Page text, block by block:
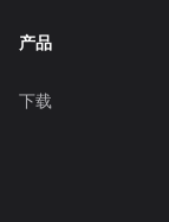
产品
下载